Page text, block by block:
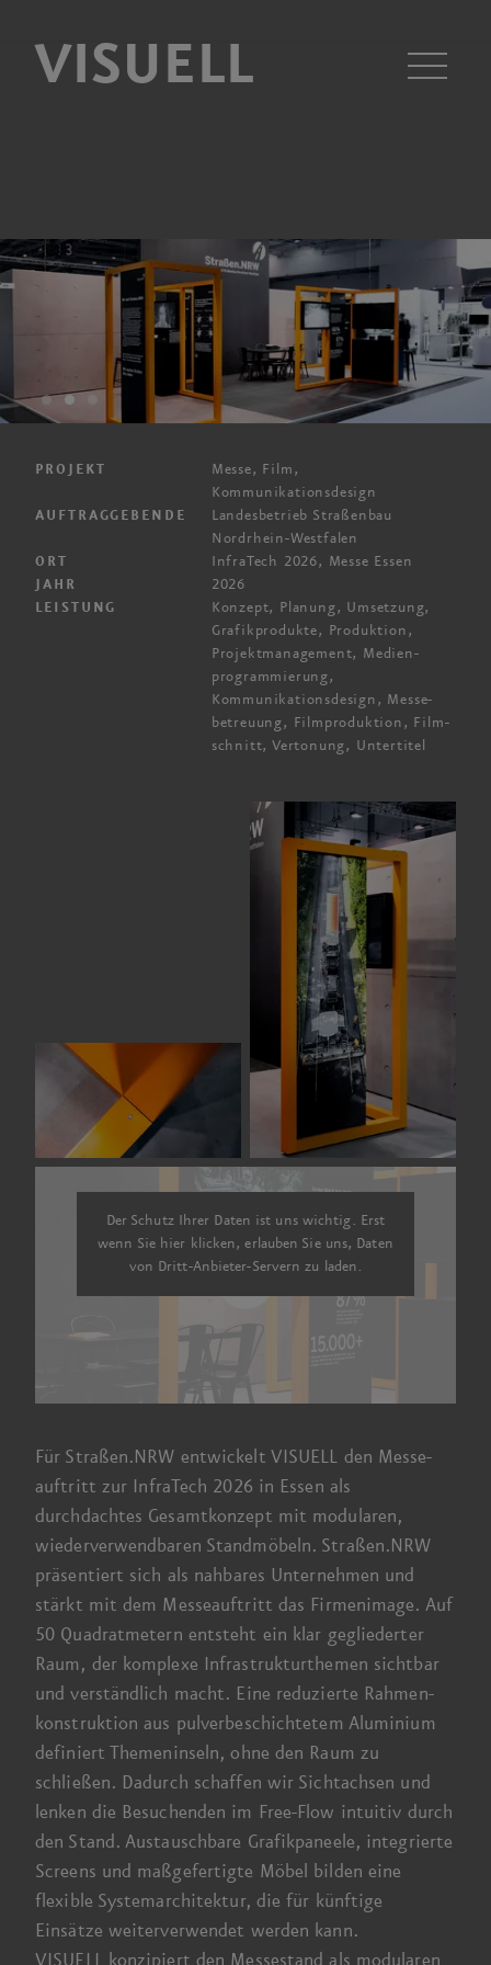
VISUELL
PROJEKT
Messe, Film,
Kommunikationsdesign
AUFTRAGGEBENDE
Landesbetrieb Straßenbau
Nordrhein-Westfalen
ORT InfraTech 2026, Messe Essen
JAHR 2026
LEISTUNG
Konzept, Planung, Umsetzung,
Grafik­produkte, Produktion,
Projekt­management, Medien­
programmierung,
Kommunikations­design, Messe­
betreuung, Film­produktion, Film­
schnitt, Vertonung, Untertitel
Der Schutz Ihrer Daten ist uns wichtig. Erst
wenn Sie hier klicken, erlauben Sie uns, Daten
von Dritt-Anbieter-Servern zu laden.
Für Straßen.NRW entwickelt VISUELL den Messe­
auftritt zur InfraTech 2026 in Essen als
durchdachtes Gesamt­konzept mit modularen,
wieder­verwendbaren Stand­möbeln. Straßen.NRW
präsentiert sich als nahbares Unternehmen und
stärkt mit dem Messe­auftritt das Firmen­image. Auf
50 Quadrat­metern entsteht ein klar gegliederter
Raum, der komplexe Infrastruktur­themen sichtbar
und verständlich macht. Eine reduzierte Rahmen­
konstruktion aus pulver­beschichtetem Aluminium
definiert Themen­inseln, ohne den Raum zu
schließen. Dadurch schaffen wir Sicht­achsen und
lenken die Besuchenden im Free-Flow intuitiv durch
den Stand. Austauschbare Grafik­paneele, integrierte
Screens und maß­gefertigte Möbel bilden eine
flexible System­architektur, die für künftige
Einsätze weiter­verwendet werden kann.
VISUELL konzipiert den Messe­stand als modularen